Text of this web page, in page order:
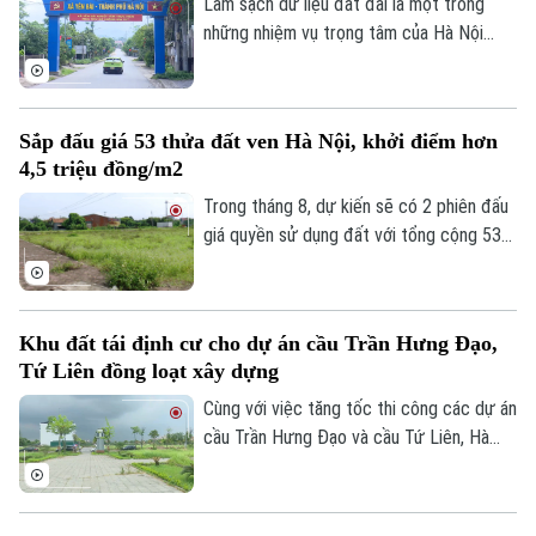
Tư vấn sức khỏe
Quần vợt
Golf
Tin tức
Sao
Điện ảnh
Thời trang
Âm nhạc
Đã phát sóng
gỡ những vướng mắc trong công tác bồi
những nhiệm vụ trọng tâm của Hà Nội
thống chính trị vào cuộc, từng bước
Sắp đấu giá 53 thửa đất ven Hà Nội, khởi điểm hơn
4,5 triệu đồng/m2
Trong tháng 8, dự kiến sẽ có 2 phiên đấu
giá quyền sử dụng đất với tổng cộng 53
Khu đất tái định cư cho dự án cầu Trần Hưng Đạo,
Tứ Liên đồng loạt xây dựng
Cùng với việc tăng tốc thi công các dự án
cầu Trần Hưng Đạo và cầu Tứ Liên, Hà